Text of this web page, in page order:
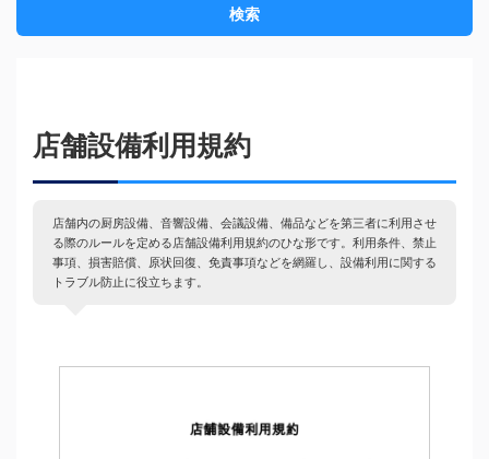
検索
店舗設備利用規約
店舗内の厨房設備、音響設備、会議設備、備品などを第三者に利用させ
る際のルールを定める店舗設備利用規約のひな形です。利用条件、禁止
事項、損害賠償、原状回復、免責事項などを網羅し、設備利用に関する
トラブル防止に役立ちます。